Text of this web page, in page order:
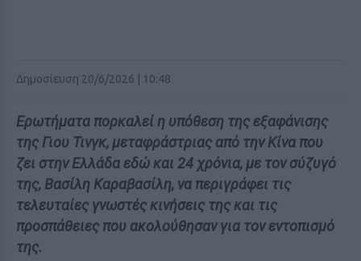
Δημοσίευση 20/6/2026 | 10:48
Ερωτήματα πορκαλεί η υπόθεση της εξαφάνισης
της Γιου Τινγκ, μεταφράστριας από την Κίνα που
ζει στην Ελλάδα εδώ και 24 χρόνια, με τον σύζυγό
της, Βασίλη Καραβασίλη, να περιγράφει τις
τελευταίες γνωστές κινήσεις της και τις
προσπάθειες που ακολούθησαν για τον εντοπισμό
της.